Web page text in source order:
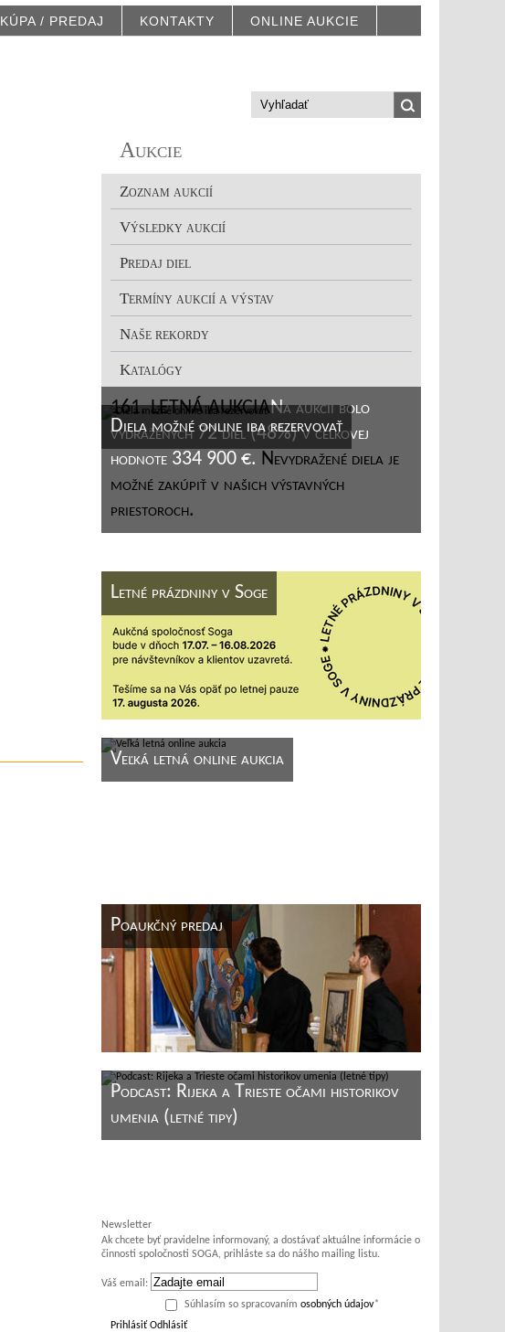
KÚPA / PREDAJ KONTAKTY ONLINE AUKCIE
Aukcie
Zoznam aukcií
Výsledky aukcií
Predaj diel
Termíny aukcií a výstav
Naše rekordy
Katalógy
161. LETNÁ AUKCIANa aukcii bolo
vydražených 72 diel (48%) v celkovej
hodnote 334 900 €. Nevydražené diela je
možné zakúpiť v našich výstavných
priestoroch.
Diela možné online iba rezervovať
Letné prázdniny v Soge
Veľká letná online aukcia
Poaukčný predaj
Podcast: Rijeka a Trieste očami historikov
umenia (letné tipy)
Newsletter
Ak chcete byť pravidelne informovaný, a dostávať aktuálne informácie o
činnosti spoločnosti SOGA, prihláste sa do nášho mailing listu.
Váš email:
Súhlasím so spracovaním osobných údajov*
Prihlásiť Odhlásiť